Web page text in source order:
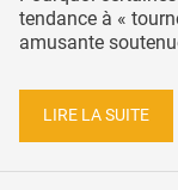
tendance à «
amusante
LIRE LA SUITE